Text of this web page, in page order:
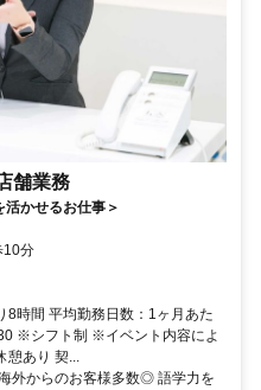
舗業務
かせるお仕事＞
10分
8時間 平均勤務日数：1ヶ月あた
※シフト制 ※イベント内容によ
憩あり 契...
外からのお客様多数◎ 語学力を